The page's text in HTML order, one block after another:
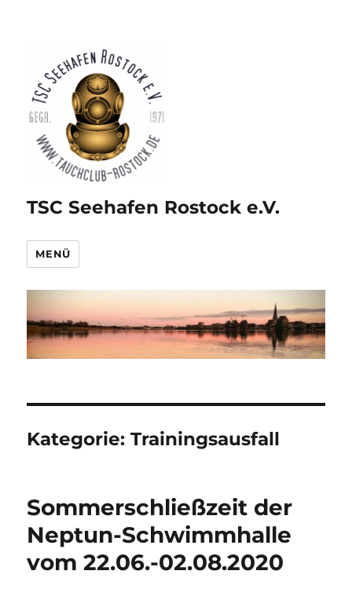
TSC Seehafen Rostock e.V.
MENÜ
Kategorie:Trainingsausfall
Sommerschließzeit der
Neptun-Schwimmhalle
vom 22.06.-02.08.2020